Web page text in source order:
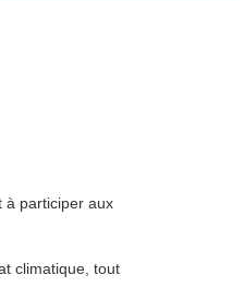
à participer aux
climatique, tout